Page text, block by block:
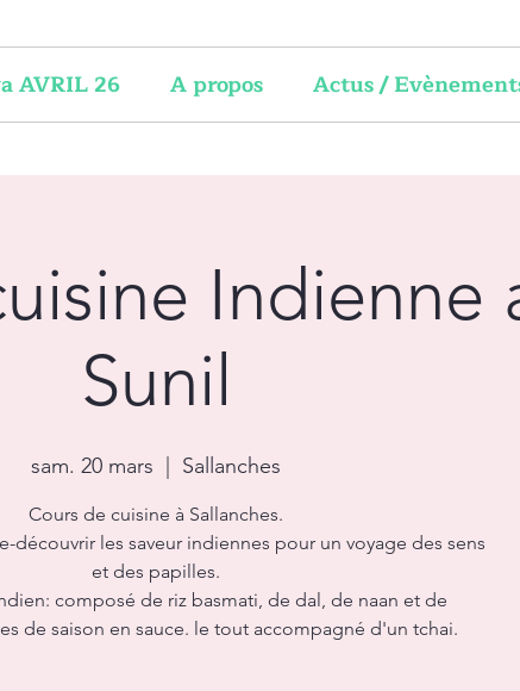
AVRIL 26 A propos Actus /
Indienne
Sunil
sam. 20 mars Sallanches
Cours de cuisine à Sallanches.
découvrir les saveur indiennes pour un voyage des sens
et des papilles.
composé de riz basmati, de dal, de naan et de
de saison en sauce. le tout accompagné d'un tchai.